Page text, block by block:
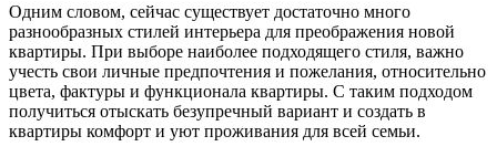
Одним словом, сейчас существует достаточно много
разнообразных стилей интерьера для преображения новой
квартиры. При выборе наиболее подходящего стиля, важно
учесть свои личные предпочтения и пожелания, относительно
цвета, фактуры и функционала квартиры. С таким подходом
получиться отыскать безупречный вариант и создать в
квартиры комфорт и уют проживания для всей семьи.